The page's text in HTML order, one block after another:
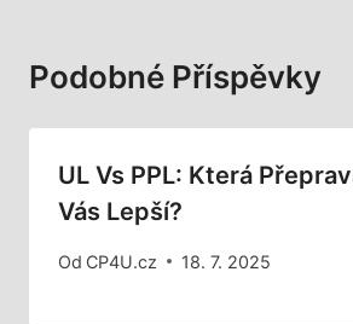
Podobné Příspěvky
UL Vs PPL: Která
Vás Lepší?
Od CP4U.cz 18. 7. 2025